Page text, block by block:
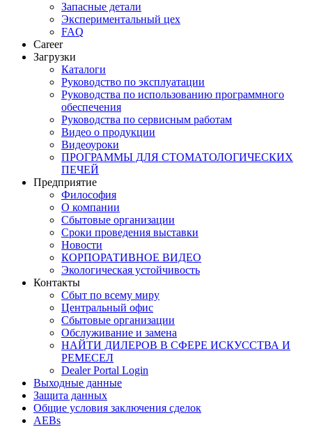
Запасные детали
Экспериментальный цех
FAQ
Career
Загрузки
Каталоги
Руководство по эксплуатации
Руководства по использованию программного
обеспечения
Руководства по сервисным работам
Видео о продукции
Видеоуроки
ПРОГРАММЫ ДЛЯ СТОМАТОЛОГИЧЕСКИХ
ПЕЧЕЙ
Предприятие
Философия
О компании
Сбытовые организации
Сроки проведения выставки
Новости
КОРПОРАТИВНОЕ ВИДЕО
Экологическая устойчивость
Контакты
Сбыт по всему миру
Центральный офис
Сбытовые организации
Обслуживание и замена
НАЙТИ ДИЛЕРОВ В СФЕРЕ ИСКУССТВА И
РЕМЕСЕЛ
Dealer Portal Login
Выходные данные
Защита данных
Общие условия заключения сделок
AEBs